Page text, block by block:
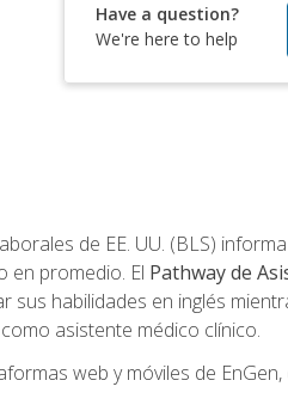
Have a question?
We're here to help
de EE. UU. (BLS)
en promedio. El Pathway de
sus habilidades en inglés
asistente médico clínico.
web y móviles de EnGen,